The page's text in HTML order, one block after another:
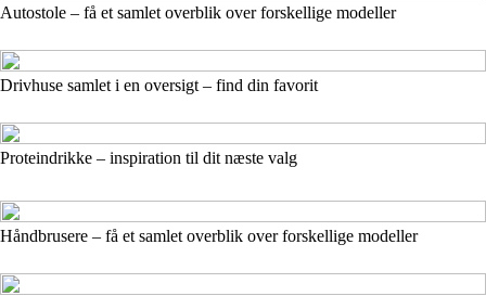
Autostole – få et samlet overblik over forskellige modeller
Drivhuse samlet i en oversigt – find din favorit
Proteindrikke – inspiration til dit næste valg
Håndbrusere – få et samlet overblik over forskellige modeller